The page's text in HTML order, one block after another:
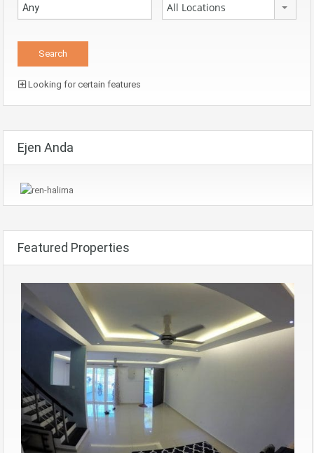
All Locations
Looking for certain features
Ejen Anda
Featured Properties